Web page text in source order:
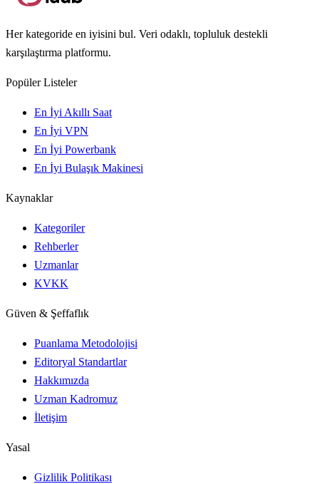
Her kategoride en iyisini bul. Veri odaklı, topluluk destekli
karşılaştırma platformu.
Popüler Listeler
En İyi Akıllı Saat
En İyi VPN
En İyi Powerbank
En İyi Bulaşık Makinesi
Kaynaklar
Kategoriler
Rehberler
Uzmanlar
KVKK
Güven & Şeffaflık
Puanlama Metodolojisi
Editoryal Standartlar
Hakkımızda
Uzman Kadromuz
İletişim
Yasal
Gizlilik Politikası